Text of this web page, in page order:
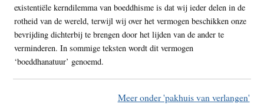
existentiële kerndilemma van boeddhisme is dat wij ieder delen in de
rotheid van de wereld, terwijl wij over het vermogen beschikken onze
bevrijding dichterbij te brengen door het lijden van de ander te
verminderen. In sommige teksten wordt dit vermogen
‘boeddhanatuur’ genoemd.
Meer onder 'pakhuis van verlangen'